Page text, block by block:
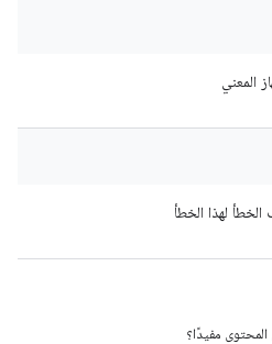
المعني
لهذا الخطأ
مفيدًا؟